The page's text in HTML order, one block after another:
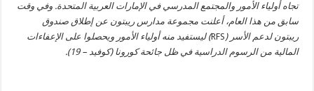
تجاه أولياء الأمور والمجتمع المدرسي في الإمارات العربية المتحدة. وفي وقت
سابق من هذا العام، أعلنت مجموعة مدارس ريبتون عن إطلاق صندوق
ريبتون لدعم الأسر (RFS) ليستفيد منه أولياء الأمور ويحصلوا على الإعفاءات
المالية من الرسوم الدراسية في ظل جائحة كورونا (كوفيد – 19).